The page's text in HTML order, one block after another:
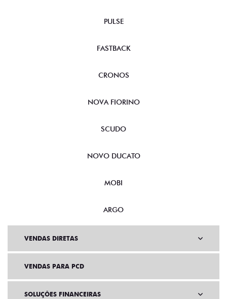
PULSE
FASTBACK
CRONOS
NOVA FIORINO
SCUDO
NOVO DUCATO
MOBI
ARGO
VENDAS DIRETAS
VENDAS PARA PCD
SOLUÇÕES FINANCEIRAS